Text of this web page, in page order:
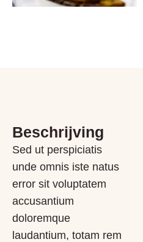
Beschrijving
Sed ut perspiciatis
unde omnis iste natus
error sit voluptatem
accusantium
doloremque
laudantium, totam rem